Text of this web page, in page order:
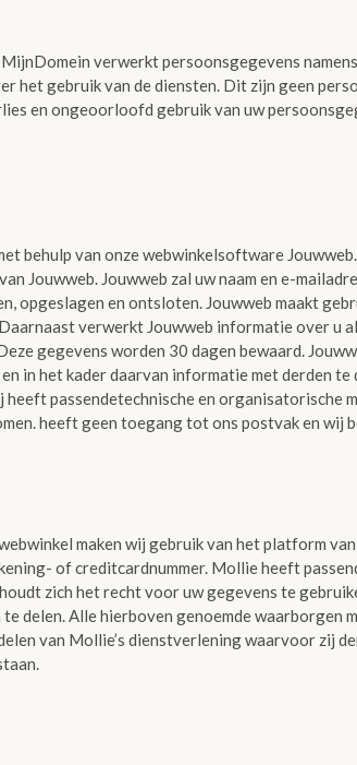
verwerkt persoonsgegevens
het gebruik van de diensten. Dit zijn geen
en ongeoorloofd gebruik van uw
behulp van onze webwinkelsoftware
Jouwweb. Jouwweb zal uw naam en e-
opgeslagen en ontsloten. Jouwweb maakt
verwerkt Jouwweb informatie over u
gegevens worden 30 dagen bewaard.
in het kader daarvan informatie met derden
passendetechnische en organisatorische
heeft geen toegang tot ons postvak en wij
maken wij gebruik van het platform
of creditcardnummer. Mollie heeft
zich het recht voor uw gegevens te
delen. Alle hierboven genoemde waarborgen
van Mollie’s dienstverlening waarvoor zij